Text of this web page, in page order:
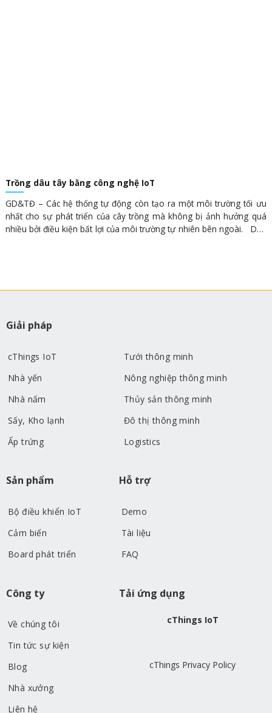
Trồng dâu tây bằng công nghệ IoT
GD&TĐ – Các hệ thống tự động còn tạo ra một môi trường tối ưu
nhất cho sự phát triển của cây trồng mà không bị ảnh hưởng quá
nhiều bởi điều kiện bất lợi của môi trường tự nhiên bên ngoài. Dâu
Nguyễn Đình Chiểu, F5, Q3, TPHCM vừa được trưng bày giới thiệu
tổ chức bằng hình thức trực tiếp kết hợp trực tuyến. KS Lê Xuân Huy
cho biết, IoT (Internet of Things) có thể được hiểu liên kết các thiết
Giải pháp
cThings IoT
Nhà yến
Nhà nấm
Sấy, Kho lạnh
Ấp trứng
Tưới thông minh
Nông nghiệp thông minh
Thủy sản thông minh
Đô thị thông minh
Logistics
Sản phẩm
Bộ điều khiển IoT
Cảm biến
Board phát triển
Hỗ trợ
Demo
Tài liệu
FAQ
Công ty
Về chúng tôi
Tin tức sự kiện
Blog
Nhà xưởng
Liên hệ
Tải ứng dụng
cThings IoT
cThings Privacy Policy